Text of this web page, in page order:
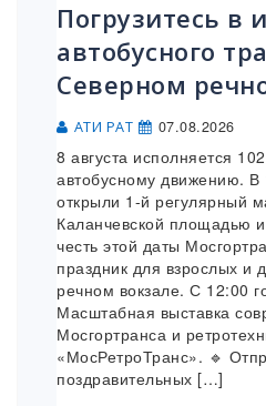
Погрузитесь в
автобусного
Северном
АТИ РАТ 07.08.2026
8 августа исполняется
автобусному движению. В
открыли 1-й регулярный
Каланчевской площадью
честь этой даты
праздник для взрослых и
речном вокзале. С 12:00
Масштабная выставка
Мосгортранса и
«МосРетроТранс». 🔹
поздравительных […]